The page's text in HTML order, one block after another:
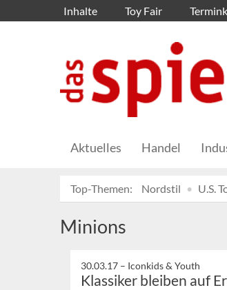
Inhalte Toy Fair
Aktuelles Handel
Top-Themen: Nordstil U.S.
Minions
30.03.17 – Iconkids & Youth
Klassiker bleiben auf